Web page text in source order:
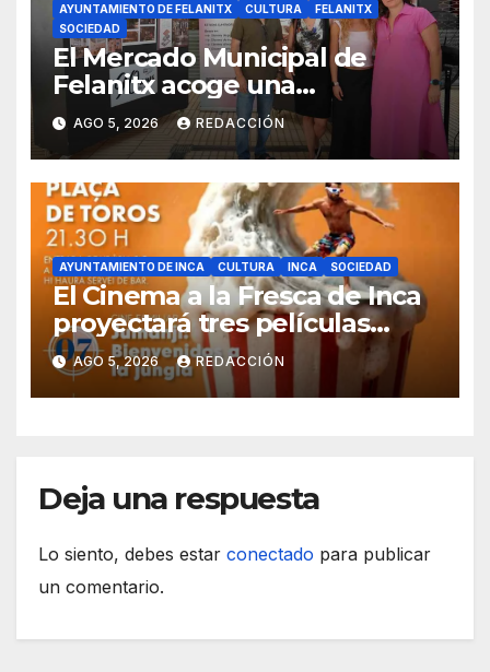
AYUNTAMIENTO DE FELANITX CULTURA
FELANITX
SOCIEDAD
El Mercado Municipal de
Felanitx acoge una
exposición con propuestas de
diseño de la EASDIB
AGO 5, 2026 REDACCIÓN
AYUNTAMIENTO DE INCA CULTURA INCA SOCIEDAD
El Cinema a la Fresca de Inca
proyectará tres películas
solidarias en la plaza de toros
AGO 5, 2026 REDACCIÓN
Deja una respuesta
Lo siento, debes estar conectado para publicar
un comentario.